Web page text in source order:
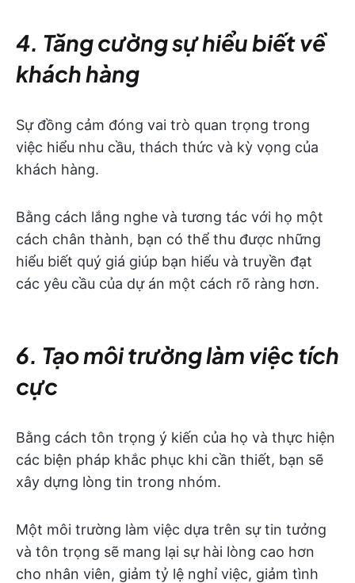
4. Tăng cường sự hiểu biết về
khách hàng
Sự đồng cảm đóng vai trò quan trọng trong
việc hiểu nhu cầu, thách thức và kỳ vọng của
khách hàng.
Bằng cách lắng nghe và tương tác với họ một
cách chân thành, bạn có thể thu được những
hiểu biết quý giá giúp bạn hiểu và truyền đạt
các yêu cầu của dự án một cách rõ ràng hơn.
6. Tạo môi trường làm việc tích
cực
Bằng cách tôn trọng ý kiến của họ và thực hiện
các biện pháp khắc phục khi cần thiết, bạn sẽ
xây dựng lòng tin trong nhóm.
Một môi trường làm việc dựa trên sự tin tưởng
và tôn trọng sẽ mang lại sự hài lòng cao hơn
cho nhân viên, giảm tỷ lệ nghỉ việc, giảm tình